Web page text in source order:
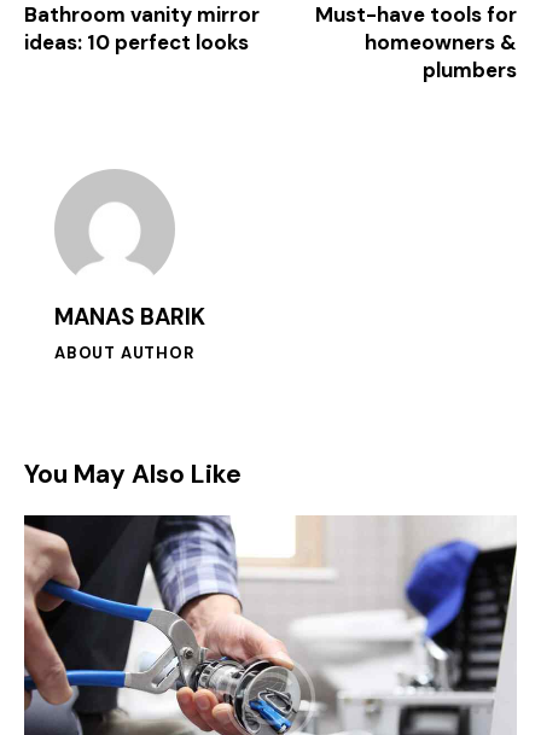
Bathroom vanity mirror
ideas: 10 perfect looks
Must-have tools for
homeowners &
plumbers
MANAS BARIK
ABOUT AUTHOR
You May Also Like